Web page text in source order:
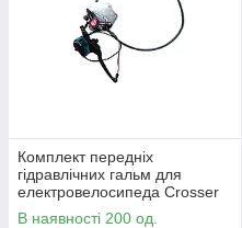
Комплект передніх
гідравлічних гальм для
електровелосипеда Crosser
MAX 338
В наявності 200 од.